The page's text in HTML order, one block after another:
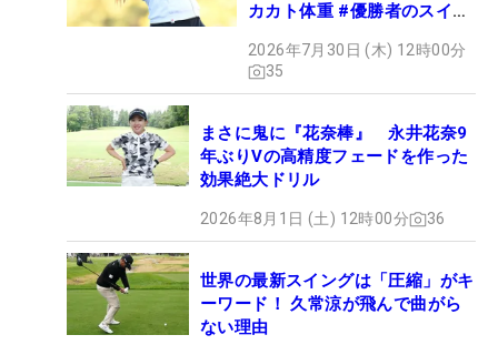
カカト体重 #優勝者のスイン
2026年7月30日 (木) 12時00分
35
まさに鬼に『花奈棒』 永井花奈9
年ぶりVの高精度フェードを作った
効果絶大ドリル
2026年8月1日 (土) 12時00分 36
世界の最新スイングは「圧縮」がキ
ーワード！ 久常涼が飛んで曲がら
ない理由